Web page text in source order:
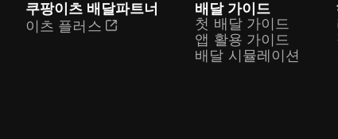
쿠팡이츠 배달파트너
이츠 플러스
배달 가이드
첫 배달 가이드
앱 활용 가이드
배달 시뮬레이션